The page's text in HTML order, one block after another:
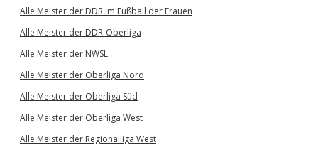
Alle Meister der DDR im Fußball der Frauen
Alle Meister der DDR-Oberliga
Alle Meister der NWSL
Alle Meister der Oberliga Nord
Alle Meister der Oberliga Süd
Alle Meister der Oberliga West
Alle Meister der Regionalliga West